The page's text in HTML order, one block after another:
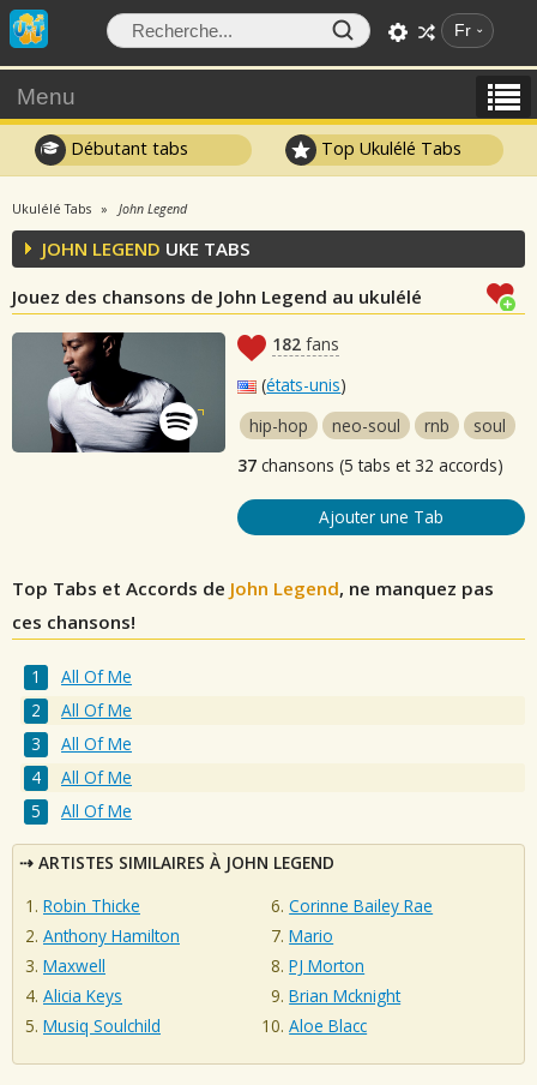
Fr
Menu
Débutant tabs Top Ukulélé Tabs
Ukulélé Tabs John Legend
JOHN LEGEND UKE TABS
Jouez des chansons de John Legend au ukulélé
182 fans
(états-unis)
hip-hop
neo-soul rnb
soul
37 chansons (5 tabs et 32 accords)
Ajouter une Tab
Top Tabs et Accords de John Legend, ne manquez pas
ces chansons!
All Of Me
All Of Me
All Of Me
All Of Me
All Of Me
ARTISTES SIMILAIRES À JOHN LEGEND
Robin Thicke
Anthony Hamilton
Maxwell
Alicia Keys
Musiq Soulchild
Corinne Bailey Rae
Mario
PJ Morton
Brian Mcknight
Aloe Blacc